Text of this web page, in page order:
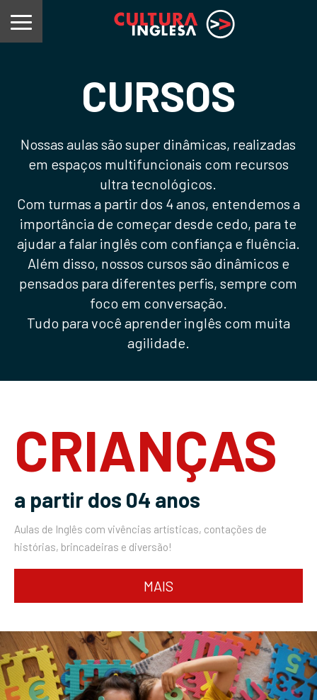
CURSOS
Nossas aulas são super dinâmicas, realizadas
em espaços multifuncionais com recursos
ultra tecnológicos.
Com turmas a partir dos 4 anos, entendemos a
importância de começar desde cedo, para te
ajudar a falar inglês com confiança e fluência.
Além disso, nossos cursos são dinâmicos e
pensados para diferentes perfis, sempre com
foco em conversação.
Tudo para você aprender inglês com muita
agilidade.
CRIANÇAS
a partir dos 04 anos
Aulas de Inglês com vivências artísticas, contações de
histórias, brincadeiras e diversão!
MAIS